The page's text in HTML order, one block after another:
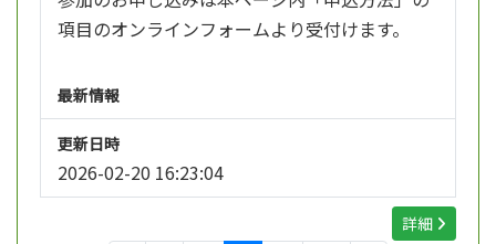
項目のオンラインフォームより受付けます。
最新情報
更新日時
2026-02-20 16:23:04
詳細